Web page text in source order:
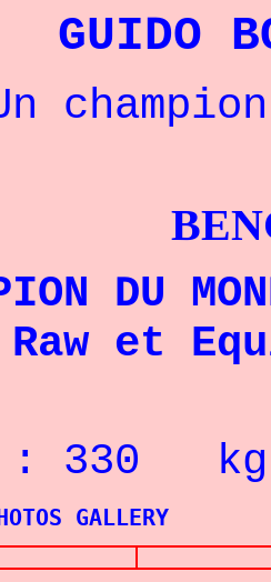
GUIDO
DU
et
: 330 kg
GALLERY